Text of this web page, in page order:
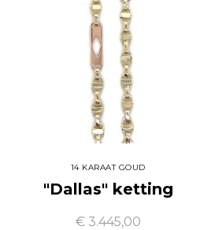
14 KARAAT GOUD
"Dallas" ketting
€ 3.445,00